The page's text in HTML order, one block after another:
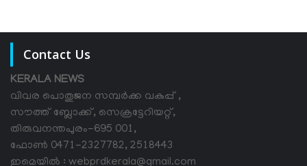
Contact Us
KERALA NEWS
വിവര പൊതുജന സമ്പര്‍ക്ക വകുപ്പ് ,
സൗത്ത് ബ്ലോക്ക്, സെക്രട്ടേറിയറ്റ്,
തിരുവനന്തപുരം-695 001,
ഫോൺ 0471-2327782, 2518443
ഇമെയിൽ : webprdkerala@gmail.com